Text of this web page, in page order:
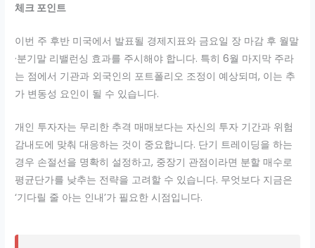
체크 포인트
이번 주 후반 미국에서 발표될 경제지표와 금요일 장 마감 후 월말
·분기말 리밸런싱 효과를 주시해야 합니다. 특히 6월 마지막 주라
는 점에서 기관과 외국인의 포트폴리오 조정이 예상되며, 이는 추
가 변동성 요인이 될 수 있습니다.
개인 투자자는 무리한 추격 매매보다는 자신의 투자 기간과 위험
감내도에 맞춰 대응하는 것이 중요합니다. 단기 트레이딩을 하는
경우 손절선을 명확히 설정하고, 중장기 관점이라면 분할 매수로
평균단가를 낮추는 전략을 고려할 수 있습니다. 무엇보다 지금은
‘기다릴 줄 아는 인내’가 필요한 시점입니다.